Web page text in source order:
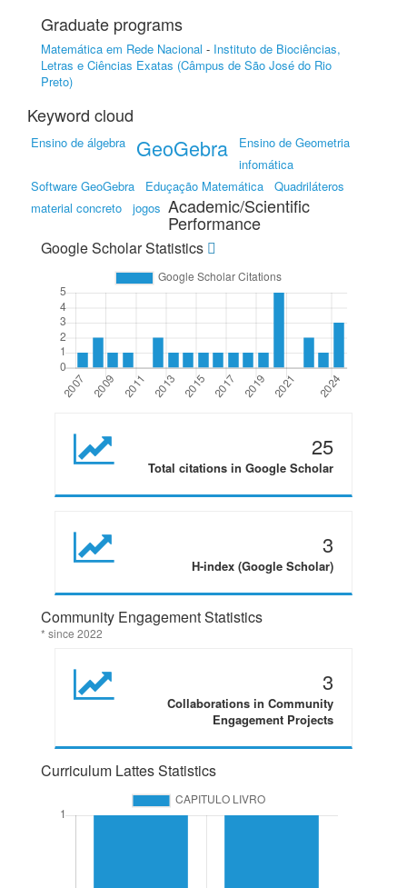
Graduate programs
Matemática em Rede Nacional - Instituto de Biociências,
Letras e Ciências Exatas (Câmpus de São José do Rio
Preto)
Keyword cloud
Ensino de álgebra GeoGebra
Ensino de Geometria
infomática
Software GeoGebra
Eduçação Matemática
Quadriláteros
material concreto
jogos Academic/Scientific
Performance
Google Scholar Statistics
25
Total citations in Google Scholar
3
H-index (Google Scholar)
Community Engagement Statistics
* since 2022
3
Collaborations in Community
Engagement Projects
Curriculum Lattes Statistics